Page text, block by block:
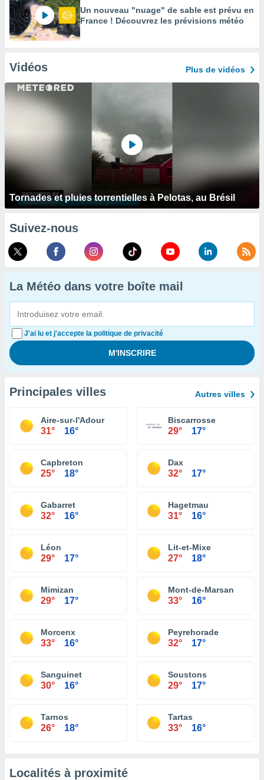
Un nouveau "nuage" de sable est prévu en
France ! Découvrez les prévisions météo
Vidéos Plus de vidéos
Tornades et pluies torrentielles à Pelotas, au Brésil
Suivez-nous
La Météo dans votre boîte mail
J'ai lu et j'accepte la politique de privacité
Principales villes Autres villes
Aire-sur-l'Adour
31° 16°
Biscarrosse
29° 17°
Capbreton
25° 18°
Dax
32° 17°
Gabarret
32° 16°
Hagetmau
31° 16°
Léon
29° 17°
Lit-et-Mixe
27° 18°
Mimizan
29° 17°
Mont-de-Marsan
33° 16°
Morcenx
33° 16°
Peyrehorade
32° 17°
Sanguinet
30° 16°
Soustons
29° 17°
Tarnos
26° 18°
Tartas
33° 16°
Localités à proximité